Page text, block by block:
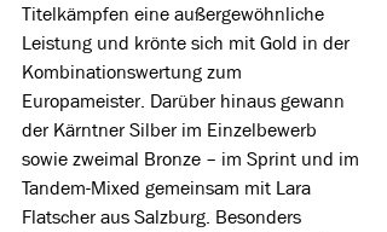
Titelkämpfen eine außergewöhnliche
Leistung und krönte sich mit Gold in der
Kombinationswertung zum
Europameister. Darüber hinaus gewann
der Kärntner Silber im Einzelbewerb
sowie zweimal Bronze – im Sprint und im
Tandem-Mixed gemeinsam mit Lara
Flatscher aus Salzburg. Besonders